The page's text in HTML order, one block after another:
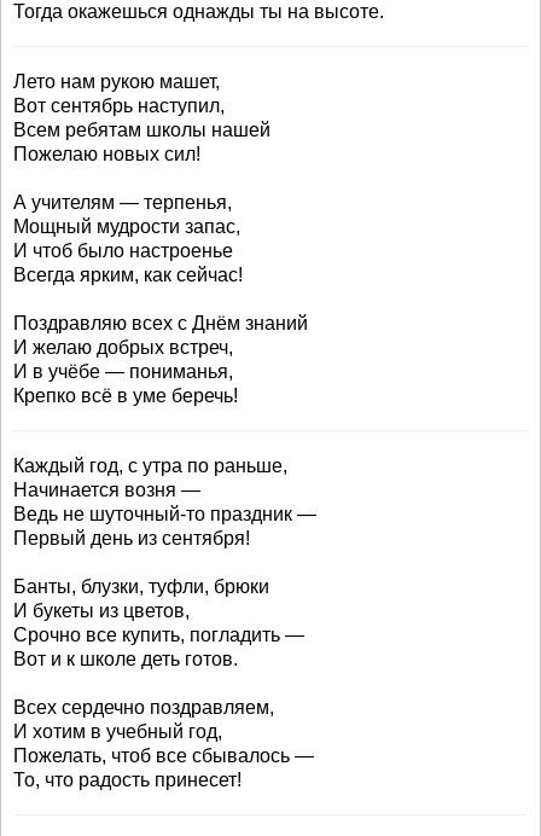
Тогда окажешься однажды ты на высоте.
Лето нам рукою машет,
Вот сентябрь наступил,
Всем ребятам школы нашей
Пожелаю новых сил!
А учителям — терпенья,
Мощный мудрости запас,
И чтоб было настроенье
Всегда ярким, как сейчас!
Поздравляю всех с Днём знаний
И желаю добрых встреч,
И в учёбе — пониманья,
Крепко всё в уме беречь!
Каждый год, с утра по раньше,
Начинается возня —
Ведь не шуточный-то праздник —
Первый день из сентября!
Банты, блузки, туфли, брюки
И букеты из цветов,
Срочно все купить, погладить —
Вот и к школе деть готов.
Всех сердечно поздравляем,
И хотим в учебный год,
Пожелать, чтоб все сбывалось —
То, что радость принесет!